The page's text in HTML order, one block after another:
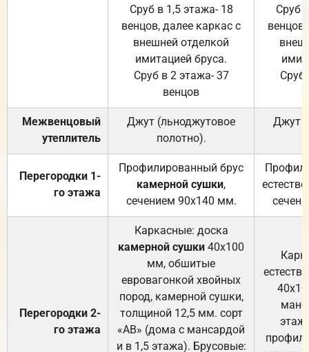
Сруб в 1,5 этажа- 18
венцов, далее каркас с
внешней отделкой
имитацией бруса.
Сруб в 2 этажа- 37
венцов
Сруб
Сруб
Межвенцовый
утеплитель
Джут (льноджутовое
полотно).
Джут
Перегородки 1-
го этажа
Профилированный брус
камерной сушки,
сечением 90х140 мм.
Перегородки 2-
го этажа
Каркасные: доска
камерной сушки 40х100
мм, обшитые
евровагонкой хвойных
пород, камерной сушки,
толщиной 12,5 мм. сорт
«АВ» (дома с мансардой
и в 1,5 этажа). Брусовые: